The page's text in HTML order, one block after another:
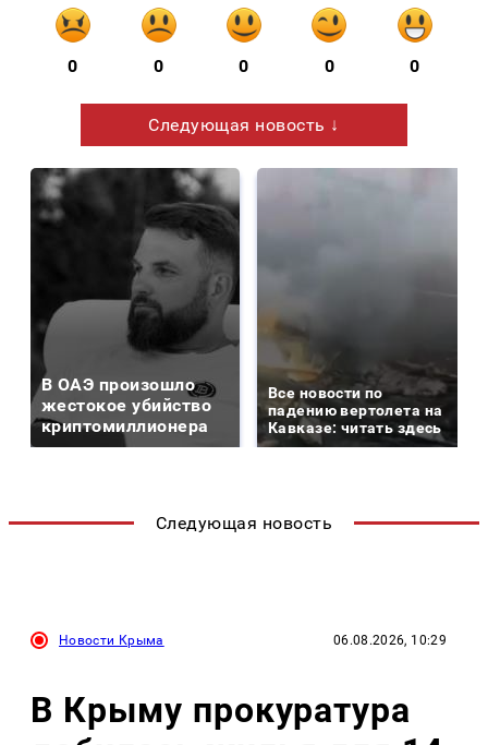
0 0 0 0 0
Следующая новость ↓
В ОАЭ произошло
жестокое убийство
криптомиллионера
Все новости по
падению вертолета на
Кавказе: читать здесь
Следующая новость
Новости Крыма 06.08.2026, 10:29
В Крыму прокуратура